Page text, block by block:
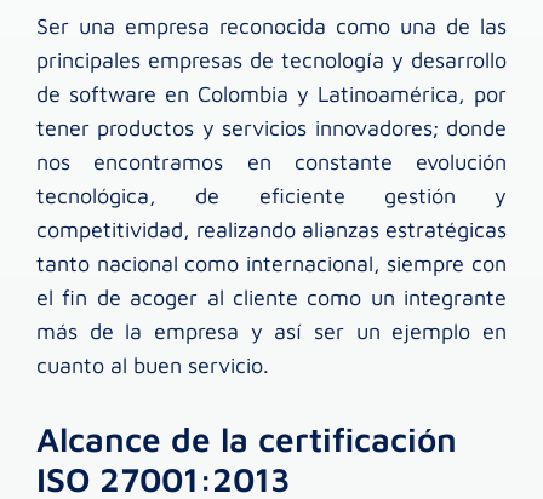
Ser una empresa reconocida como una de las
principales empresas de tecnología y desarrollo
de software en Colombia y Latinoamérica, por
tener productos y servicios innovadores; donde
nos encontramos en constante evolución
tecnológica, de eficiente gestión y
competitividad, realizando alianzas estratégicas
tanto nacional como internacional, siempre con
el fin de acoger al cliente como un integrante
más de la empresa y así ser un ejemplo en
cuanto al buen servicio.
Alcance de la certificación
ISO 27001:2013